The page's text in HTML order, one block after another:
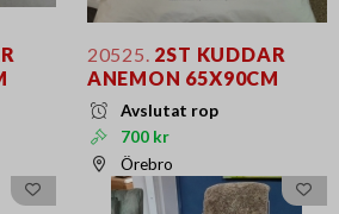
20525. 2ST KUDDAR
ANEMON 65X90CM
Avslutat rop
700 kr
Örebro